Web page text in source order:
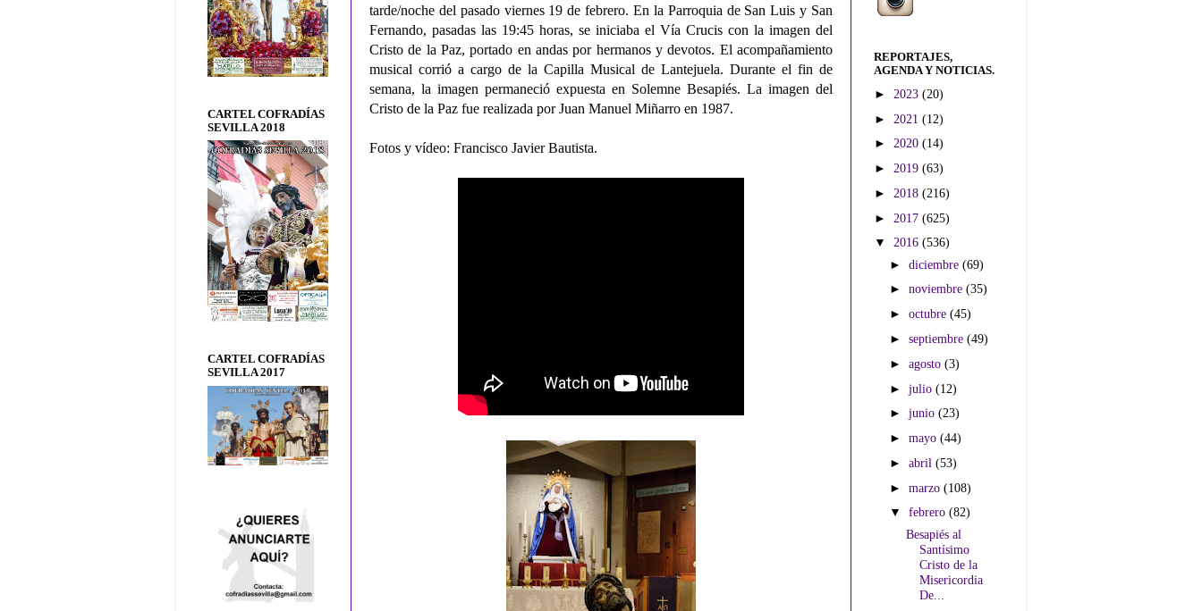
tarde/noche del pasado viernes 19 de febrero. En la Parroquia de San Luis y San
Fernando, pasadas las 19:45 horas, se iniciaba el Vía Crucis con la imagen del
Cristo de la Paz, portado en andas por hermanos y devotos. El acompañamiento
musical corrió a cargo de la Capilla Musical de Lantejuela. Durante el fin de
semana, la imagen permaneció expuesta en Solemne Besapiés. La imagen del
Cristo de la Paz fue realizada por Juan Manuel Miñarro en 1987.
Fotos y vídeo: Francisco Javier Bautista.
CARTEL COFRADÍAS
SEVILLA 2018
CARTEL COFRADÍAS
SEVILLA 2017
REPORTAJES,
AGENDA Y NOTICIAS.
► 2023 (20)
► 2021 (12)
► 2020 (14)
► 2019 (63)
► 2018 (216)
► 2017 (625)
▼ 2016 (536)
►diciembre(69)
►noviembre(35)
►octubre(45)
►septiembre(49)
►agosto(3)
►julio(12)
►junio(23)
►mayo(44)
►abril(53)
►marzo(108)
▼febrero(82)
Besapiés al
Santísimo
Cristo de la
Misericordia
De...